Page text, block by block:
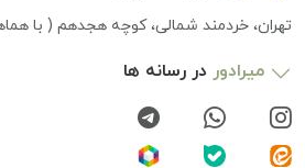
تهران، خردمند شمالی، کوچه هجدهم ( با
میرادور در رسانه ها